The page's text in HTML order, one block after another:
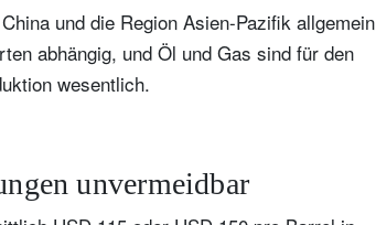
und die Region Asien-Pazifik allgemein
abhängig, und Öl und Gas sind für den
wesentlich.
unvermeidbar
Name
bin weder in den USA wohnhaft